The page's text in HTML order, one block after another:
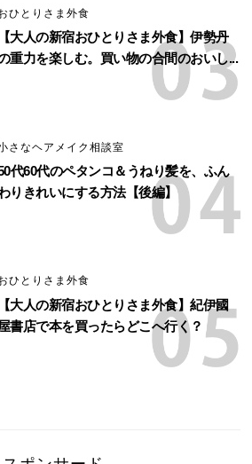
ひとりさま外食
【大人の新宿おひとりさま外食】伊勢丹
重力を楽しむ。買い物の合間のおいし...
さなヘアメイク相談室
代60代のペタンコ＆うねり髪を、ふん
りきれいにする方法【後編】
ひとりさま外食
【大人の新宿おひとりさま外食】紀伊國
書店で本を買ったらどこへ行く？